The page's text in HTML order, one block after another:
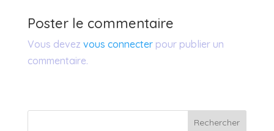
Poster le commentaire
Vous devez vous connecterpour publier un
commentaire.
Rechercher